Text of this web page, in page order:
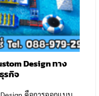
Design ทาง
รกิจ